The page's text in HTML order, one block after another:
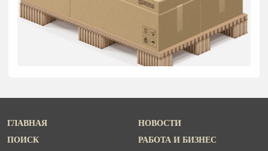
ГЛАВНАЯ
ПОИСК
НОВОСТИ
РАБОТА И БИЗНЕС